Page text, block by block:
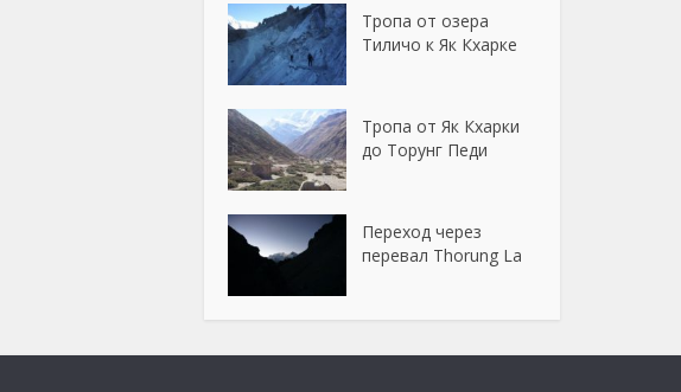
Тропа от озера
Тиличо к Як Кхарке
Тропа от Як Кхарки
до Торунг Педи
Переход через
перевал Thorung La